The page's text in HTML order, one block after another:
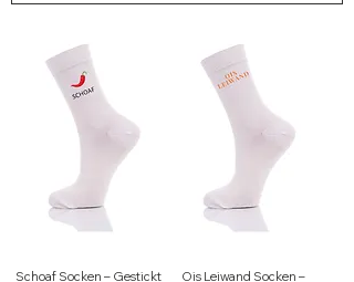
Schoaf Socken – Gestickt
Ois Leiwand Socken –